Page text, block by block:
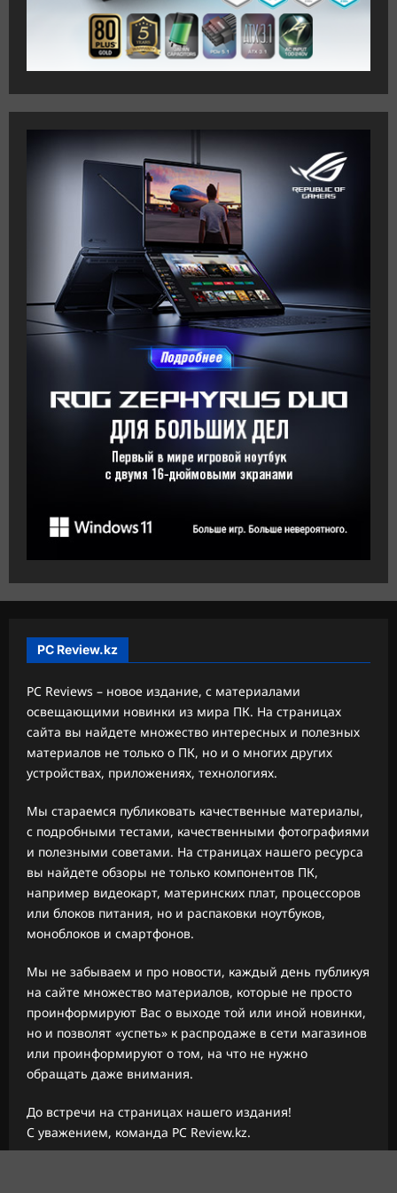
PC Review.kz
PC Reviews – новое издание, с материалами
освещающими новинки из мира ПК. На страницах
сайта вы найдете множество интересных и полезных
материалов не только о ПК, но и о многих других
устройствах, приложениях, технологиях.
Мы стараемся публиковать качественные материалы,
с подробными тестами, качественными фотографиями
и полезными советами. На страницах нашего ресурса
вы найдете обзоры не только компонентов ПК,
например видеокарт, материнских плат, процессоров
или блоков питания, но и распаковки ноутбуков,
моноблоков и смартфонов.
Мы не забываем и про новости, каждый день публикуя
на сайте множество материалов, которые не просто
проинформируют Вас о выходе той или иной новинки,
но и позволят «успеть» к распродаже в сети магазинов
или проинформируют о том, на что не нужно
обращать даже внимания.
До встречи на страницах нашего издания!
С уважением, команда PC Review.kz.